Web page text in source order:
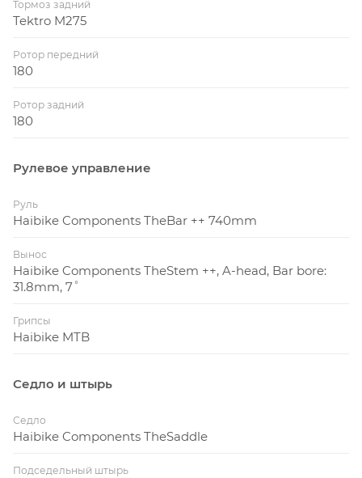
Тормоз задний
Tektro M275
Ротор передний
180
Ротор задний
180
Рулевое управление
Руль
Haibike Components TheBar ++ 740mm
Вынос
Haibike Components TheStem ++, A-head, Bar bore:
31.8mm, 7˚
Грипсы
Haibike MTB
Седло и штырь
Седло
Haibike Components TheSaddle
Подседельный штырь